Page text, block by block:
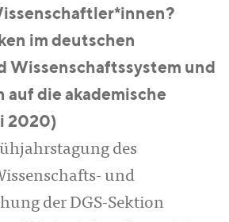
im deutschen
Wissenschaftssystem und
auf die akademische
2020)
des
und
der DGS-Sektion